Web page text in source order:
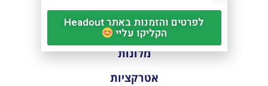
טיסות
מלונות
אטרקציות
לפרטים והזמנות באתר Headout
הקליקו עליי